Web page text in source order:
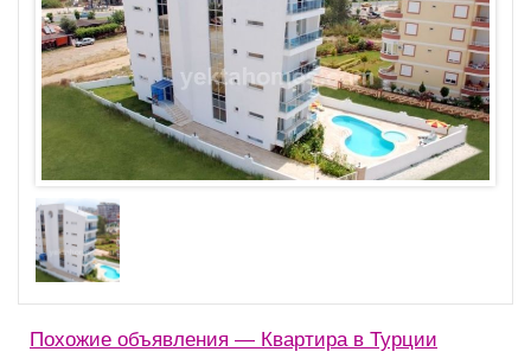
Похожие объявления — Квартира в Турции